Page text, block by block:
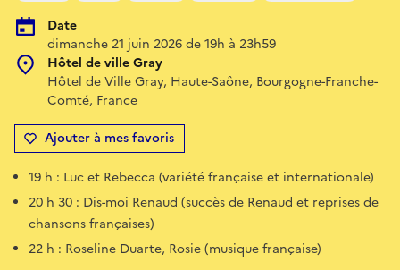
Date
dimanche 21 juin 2026 de 19h à 23h59
Hôtel de ville Gray
Hôtel de Ville Gray, Haute-Saône, Bourgogne-Franche-
Comté, France
Ajouter à mes favoris
19 h : Luc et Rebecca (variété française et internationale)
20 h 30 : Dis-moi Renaud (succès de Renaud et reprises de
chansons françaises)
22 h : Roseline Duarte, Rosie (musique française)